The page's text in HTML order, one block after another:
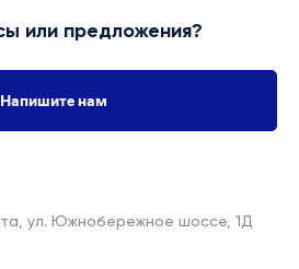
или предложения?
Напишите нам
ул. Южнобережное шоссе, 1Д